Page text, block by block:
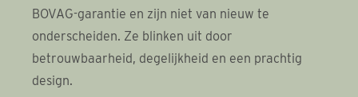
BOVAG-garantie en zijn niet van nieuw te
onderscheiden. Ze blinken uit door
betrouwbaarheid, degelijkheid en een prachtig
design.